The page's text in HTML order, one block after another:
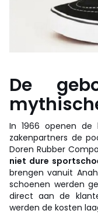
De
In 1966 openen
zakenpartners de
Doren Rubber
niet dure
brengen vanuit
schoenen werden
direct aan de
werden de kosten